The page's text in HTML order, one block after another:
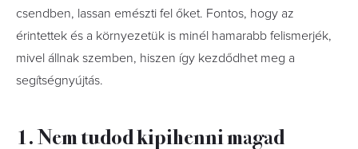
csendben, lassan emészti fel őket. Fontos, hogy az
érintettek és a környezetük is minél hamarabb felismerjék,
mivel állnak szemben, hiszen így kezdődhet meg a
segítségnyújtás.
1. Nem tudod kipihenni magad